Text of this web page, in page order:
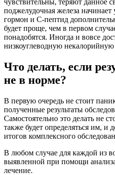
поджелудочная железа
гормон и С-пептид
будет проще, чем в первом
понадобятся. Иногда и вовсе
низкоуглеводную некалорийную
Что делать, если
не в норме?
В первую очередь не стоит
полученные результаты
Самостоятельно это делать не
также будет определяться им, и
итогов комплексного
В любом случае для каждой из
выявленной при помощи
лечение.